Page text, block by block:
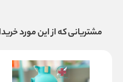
مشتریانی که از این مورد